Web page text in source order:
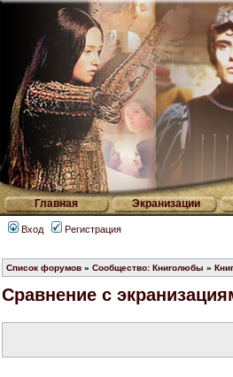
Главная Экранизации
Вход Регистрация
Список форумов » Сообщество: Книголюбы »
Сравнение с